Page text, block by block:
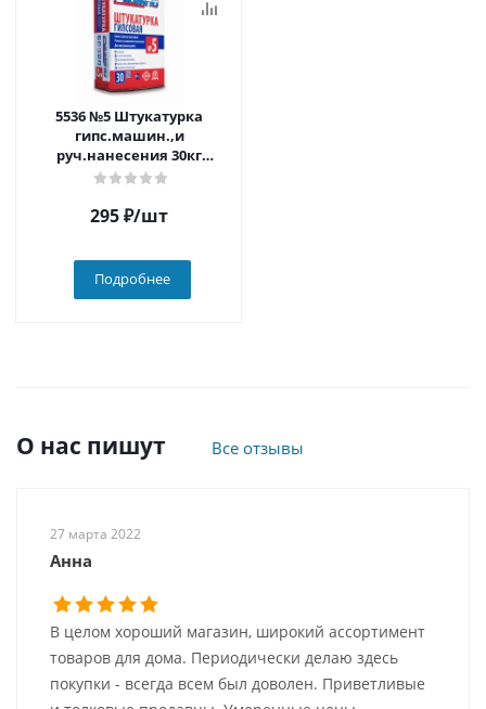
5536 №5 Штукатурка
гипс.машин.,и
руч.нанесения 30кг
(50шт./пал)
295₽/шт
Подробнее
О нас пишут Все отзывы
27 марта 2022
Анна
В целом хороший магазин, широкий ассортимент
товаров для дома. Периодически делаю здесь
покупки - всегда всем был доволен. Приветливые